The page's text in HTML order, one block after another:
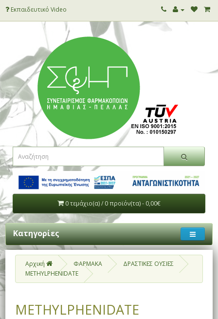
Εκπαιδευτικό Video
0 τεμάχιο(α) / 0 προϊόν(τα) - 0,00€
Κατηγορίες
Αρχική ΦΑΡΜΑΚΑ
ΔΡΑΣΤΙΚΕΣ ΟΥΣΙΕΣ
METHYLPHENIDATE
METHYLPHENIDATE